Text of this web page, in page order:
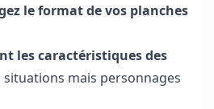
le format de vos planches
les caractéristiques des
situations mais personnages